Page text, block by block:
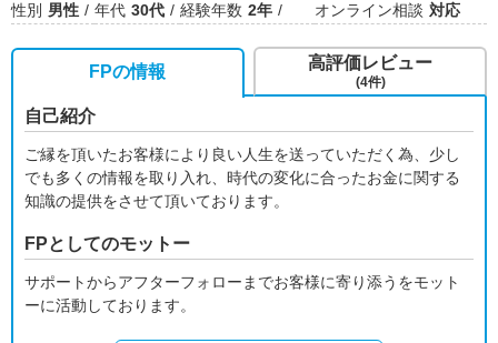
性別 男性 年代 30代 経験年数 2年 オンライン相談 対応
FPの情報
自己紹介
ご縁を頂いたお客様により良い人生を送っていただく為、少し
でも多くの情報を取り入れ、時代の変化に合ったお金に関する
知識の提供をさせて頂いております。
FPとしてのモットー
サポートからアフターフォローまでお客様に寄り添うをモット
ーに活動しております。
高評価レビュー
(4件)